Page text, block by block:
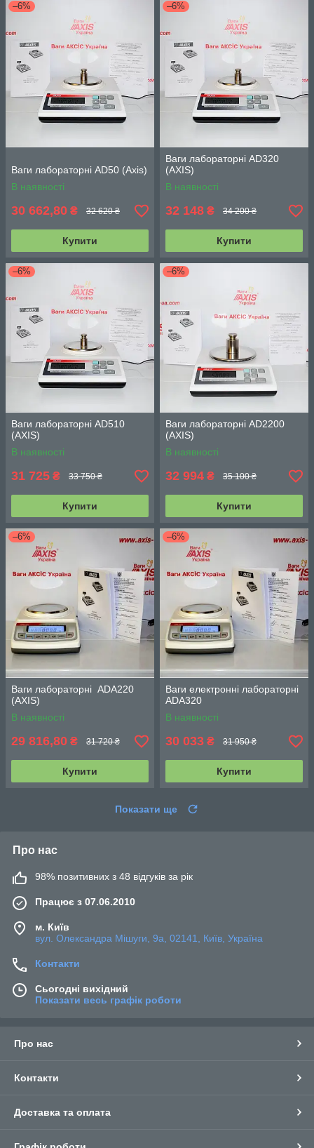
–6%
Ваги лабораторні AD50 (Axis)
В наявності
30 662,80 ₴ 32 620 ₴
Купити
–6%
Ваги лабораторні AD320
(АХIS)
В наявності
32 148 ₴ 34 200 ₴
Купити
–6%
Ваги лабораторні AD510
(АХIS)
В наявності
31 725 ₴ 33 750 ₴
Купити
–6%
Ваги лабораторні AD2200
(АХIS)
В наявності
32 994 ₴ 35 100 ₴
Купити
–6%
Ваги лабораторні ADA220
(АХIS)
В наявності
29 816,80 ₴ 31 720 ₴
Купити
–6%
Ваги електронні лабораторні
ADA320
В наявності
30 033 ₴ 31 950 ₴
Купити
Показати ще
Про нас
98% позитивних з 48 відгуків за рік
Працює з 07.06.2010
м. Київ
вул. Олександра Мішуги, 9а, 02141, Київ, Україна
Контакти
Сьогодні вихідний
Показати весь графік роботи
Про нас
Контакти
Доставка та оплата